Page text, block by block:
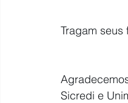
Tragam
Sicredi e